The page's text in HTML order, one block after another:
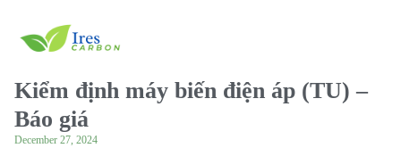
Kiểm định máy biến điện áp (TU) –
Báo giá
December 27, 2024